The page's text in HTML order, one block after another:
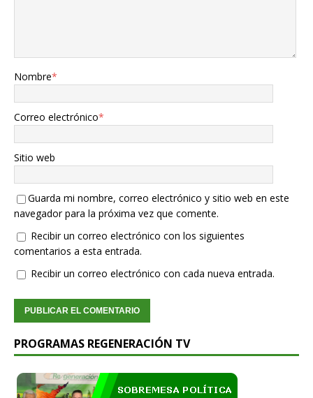
Nombre*
Correo electrónico*
Sitio web
Guarda mi nombre, correo electrónico y sitio web en este
navegador para la próxima vez que comente.
Recibir un correo electrónico con los siguientes
comentarios a esta entrada.
Recibir un correo electrónico con cada nueva entrada.
PROGRAMAS REGENERACIÓN TV